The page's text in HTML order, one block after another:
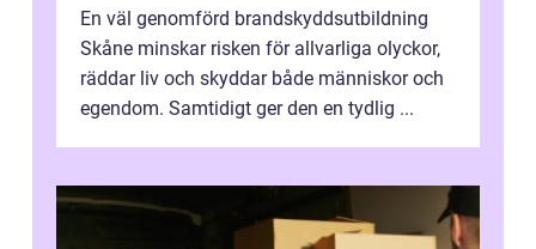
En väl genomförd brandskyddsutbildning
Skåne minskar risken för allvarliga olyckor,
räddar liv och skyddar både människor och
egendom. Samtidigt ger den en tydlig ...